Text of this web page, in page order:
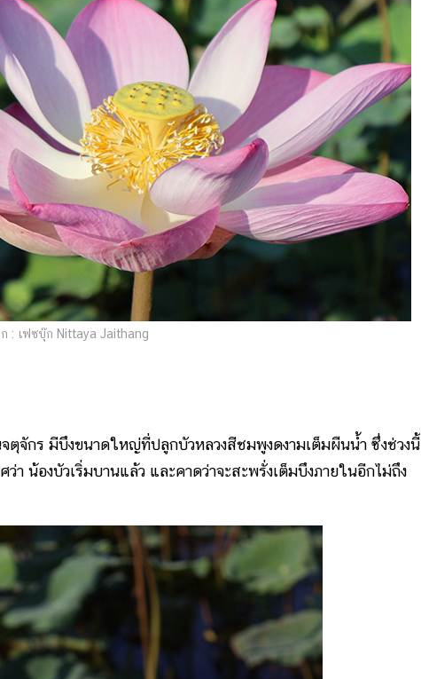
: เฟซบุ๊ก Nittaya Jaithang
ตุจักร มีบึงขนาดใหญ่ที่ปลูกบัวหลวงสีชมพูงดงามเต็มผืนน้ำ ซึ่งช่วงนี้
ว่า น้องบัวเริ่มบานแล้ว และคาดว่าจะสะพรั่งเต็มบึงภายในอีกไม่ถึง